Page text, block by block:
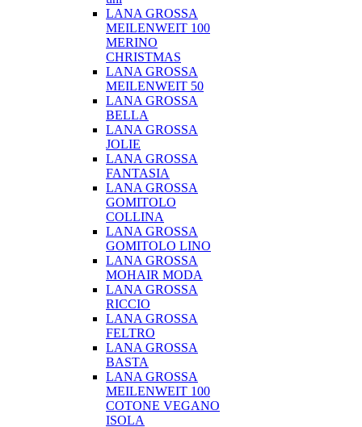
LANA GROSSA
MEILENWEIT 100
MERINO
CHRISTMAS
LANA GROSSA
MEILENWEIT 50
LANA GROSSA
BELLA
LANA GROSSA
JOLIE
LANA GROSSA
FANTASIA
LANA GROSSA
GOMITOLO
COLLINA
LANA GROSSA
GOMITOLO LINO
LANA GROSSA
MOHAIR MODA
LANA GROSSA
RICCIO
LANA GROSSA
FELTRO
LANA GROSSA
BASTA
LANA GROSSA
MEILENWEIT 100
COTONE VEGANO
ISOLA